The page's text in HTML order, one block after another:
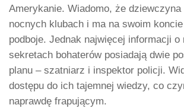
Amerykanie. Wiadomo, że dziewczyna
nocnych klubach i ma na swoim
podboje. Jednak najwięcej informacji o
sekretach bohaterów posiadają dwie
planu – szatniarz i inspektor policji.
dostępu do ich tajemnej wiedzy, co
naprawdę frapującym.